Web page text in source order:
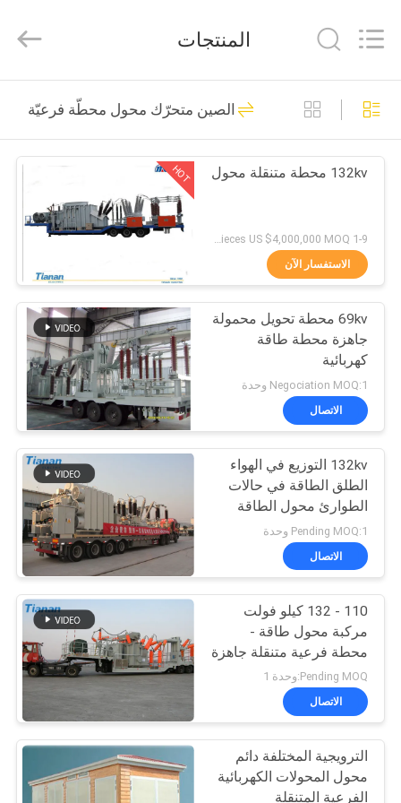
الصفحة
الرئيسية
منتجات
عرض
الواقع
الافتراضي
معلومات
جولة
المعمل
مراقبة
الجودة
اتصل
أخبار
(Group)
Co.,Ltd..
Reserved.
المحولات الفرعية
المدمجة
81
متحرّك محول محطّة
فرعيّة
23
يلقي الراتنج الجاف
نوع محول
33
محول طاقة مغمور
بالزيت
85
المنتجات
الصين متحرّك محول محطّة فرعيّة
HOT 132kv محطة متنقلة محول
1-9 Pieces US $50,000,000 10+ Pieces US $4,000,000 MOQ:وحدة 1
الاستفسار الآن
69kv محطة تحويل محمولة
جاهزة محطة طاقة
كهربائية
Negociation MOQ:1 وحدة
الاتصال
132kv التوزيع في الهواء
الطلق الطاقة في حالات
الطوارئ محول الطاقة
المحمول
Pending MOQ:1 وحدة
الاتصال
110 - 132 كيلو فولت
مركبة محول طاقة -
محطة فرعية متنقلة جاهزة
للعمل
Pending MOQ:وحدة 1
الاتصال
الترويجية المختلفة دائم
محول المحولات الكهربائية
الفرعية المتنقلة